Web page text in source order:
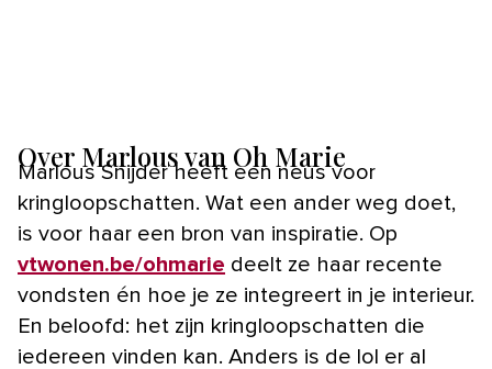
Over Marlous van Oh Marie
Marlous Snijder heeft een neus voor
kringloopschatten. Wat een ander weg doet,
is voor haar een bron van inspiratie. Op
vtwonen.be/ohmarie deelt ze haar recente
vondsten én hoe je ze integreert in je interieur.
En beloofd: het zijn kringloopschatten die
iedereen vinden kan. Anders is de lol er al